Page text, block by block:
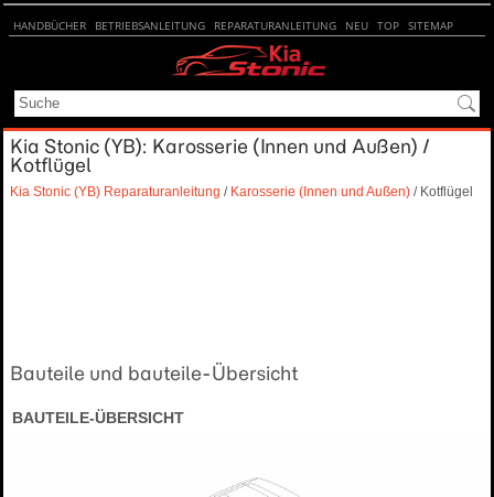
HANDBÜCHER BETRIEBSANLEITUNG REPARATURANLEITUNG NEU TOP SITEMAP
Kia Stonic (YB): Karosserie (Innen und Außen) /
Kotflügel
Kia Stonic (YB) Reparaturanleitung / Karosserie (Innen und Außen) / Kotflügel
Bauteile und bauteile-Übersicht
BAUTEILE-ÜBERSICHT